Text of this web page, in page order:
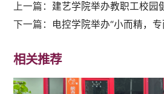
上一篇： 建艺学院举办教职工校园
下一篇： 电控学院举办“小而精，
相关推荐